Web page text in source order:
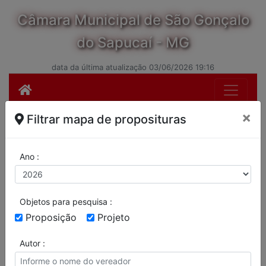
Câmara Municipal de São Gonçalo
do Sapucaí - MG
data da última atualização 03/06/2026 19:16
Filtrar mapa de proposituras ×
Ano :
Objetos para pesquisa :
Proposição Projeto
Autor :